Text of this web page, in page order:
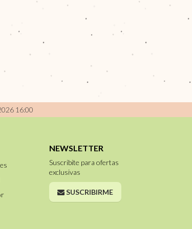
16:00
NEWSLETTER
Suscribite para ofertas
exclusivas
SUSCRIBIRME